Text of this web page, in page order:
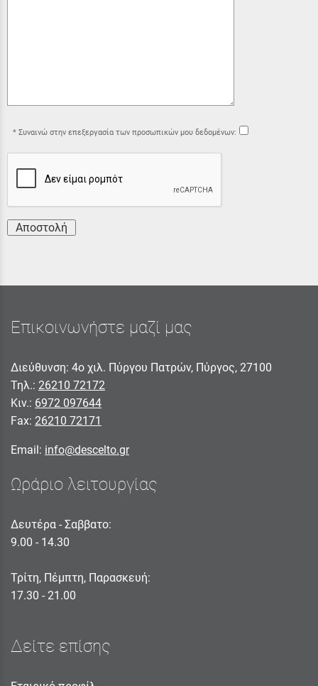
Συναινώ στην επεξεργασία των προσωπικών μου δεδομένων:
Αποστολή
Επικοινωνήστε μαζί μας
Διεύθυνση: 4ο χιλ. Πύργου Πατρών, Πύργος, 27100
Τηλ.: 26210 72172
Κιν.: 6972 097644
Fax: 26210 72171
Email: info@descelto.gr
Ωράριο λειτουργίας
Δευτέρα - Σαββατο:
9.00 - 14.30
Τρίτη, Πέμπτη, Παρασκευή:
17.30 - 21.00
Δείτε επίσης